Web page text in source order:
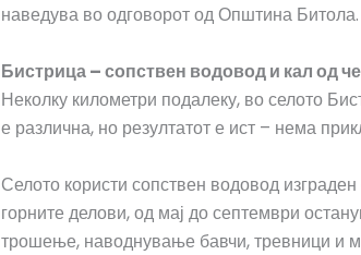
наведува во одговорот од Општина Битола.
Бистрица – сопствен водовод и кал од
Неколку километри подалеку, во селото
е различна, но резултатот е ист – нема
Селото користи сопствен водовод
горните делови, од мај до септември
трошење, наводнување бавчи, тревници и